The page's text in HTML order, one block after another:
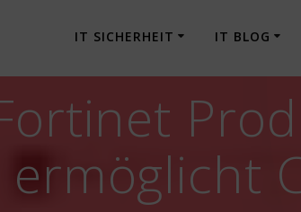
IT SICHERHEIT IT BLOG